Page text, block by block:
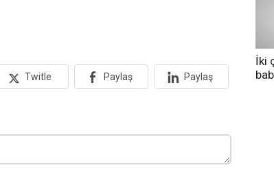
Twitle Paylaş Paylaş
İki